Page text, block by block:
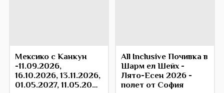
Мексико с Канкун
-11.09.2026,
16.10.2026, 13.11.2026,
01.05.2027, 11.05.2027,
All Inclusive Почивка в
Шарм ел Шейх -
Лято-Есен 2026 -
полет от София